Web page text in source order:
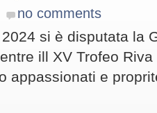
no comments
si è disputata la
ill XV Trofeo
appassionati e